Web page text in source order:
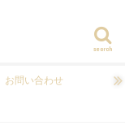
search
お問い合わせ